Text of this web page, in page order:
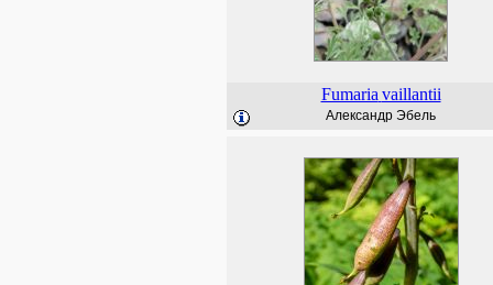
Fumaria vaillantii
Александр Эбель